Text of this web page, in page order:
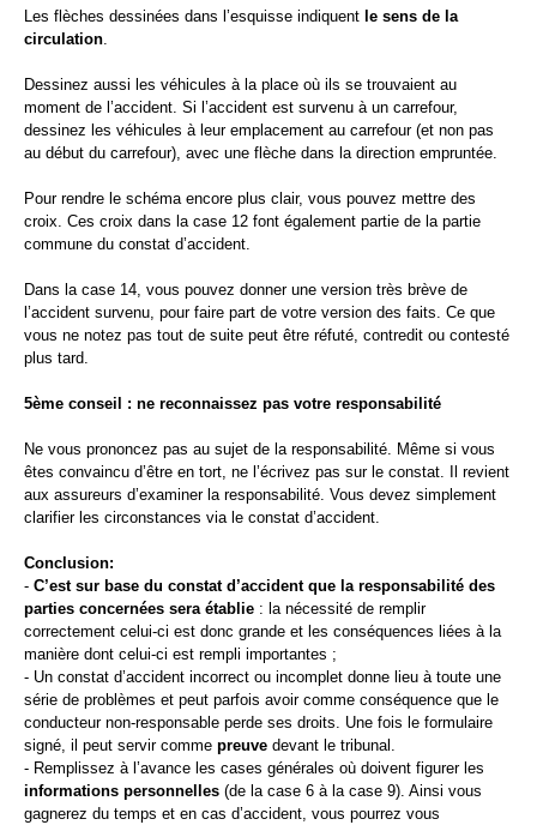
Les flèches dessinées dans l’esquisse indiquent le sens de la
circulation.
Dessinez aussi les véhicules à la place où ils se trouvaient au
moment de l’accident. Si l’accident est survenu à un carrefour,
dessinez les véhicules à leur emplacement au carrefour (et non pas
au début du carrefour), avec une flèche dans la direction empruntée.
Pour rendre le schéma encore plus clair, vous pouvez mettre des
croix. Ces croix dans la case 12 font également partie de la partie
commune du constat d’accident.
Dans la case 14, vous pouvez donner une version très brève de
l’accident survenu, pour faire part de votre version des faits. Ce que
vous ne notez pas tout de suite peut être réfuté, contredit ou contesté
plus tard.
5ème conseil : ne reconnaissez pas votre responsabilité
Ne vous prononcez pas au sujet de la responsabilité. Même si vous
êtes convaincu d’être en tort, ne l’écrivez pas sur le constat. Il revient
aux assureurs d’examiner la responsabilité. Vous devez simplement
clarifier les circonstances via le constat d’accident.
Conclusion:
- C’est sur base du constat d’accident que la responsabilité des
parties concernées sera établie : la nécessité de remplir
correctement celui-ci est donc grande et les conséquences liées à la
manière dont celui-ci est rempli importantes ;
- Un constat d’accident incorrect ou incomplet donne lieu à toute une
série de problèmes et peut parfois avoir comme conséquence que le
conducteur non-responsable perde ses droits. Une fois le formulaire
signé, il peut servir comme preuve devant le tribunal.
- Remplissez à l’avance les cases générales où doivent figurer les
informations personnelles (de la case 6 à la case 9). Ainsi vous
gagnerez du temps et en cas d’accident, vous pourrez vous